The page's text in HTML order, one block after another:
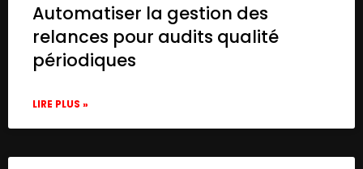
            }
          ]
        }
      },
    },
      "name": "Analyze image",
Automatiser la gestion des
relances pour audits qualité
périodiques
LIRE PLUS »